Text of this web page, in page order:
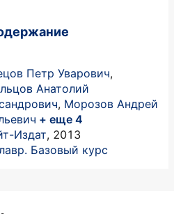
Петр Уварович,
Анатолий
, Морозов Андрей
+ еще 4
Издат, 2013
Базовый курс